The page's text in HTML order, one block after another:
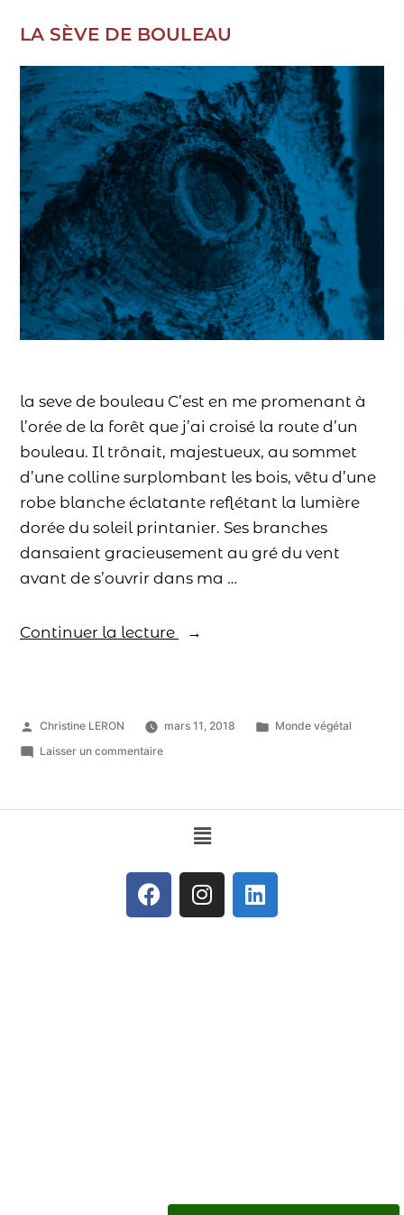
LA SÈVE DE BOULEAU
la seve de bouleau C’est en me promenant à
l’orée de la forêt que j’ai croisé la route d’un
bouleau. Il trônait, majestueux, au sommet
d’une colline surplombant les bois, vêtu d’une
robe blanche éclatante reflétant la lumière
dorée du soleil printanier. Ses branches
dansaient gracieusement au gré du vent
avant de s’ouvrir dans ma …
Continuer la lecture
Christine LERON mars 11, 2018
Monde végétal
Laisser un commentaire